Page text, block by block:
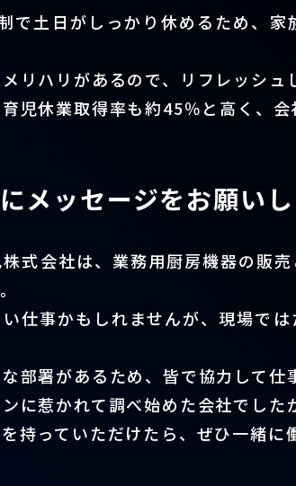
で土日がしっかり休めるため、
リハリがあるので、リフレッシュ
児休業取得率も約45％と高く、
メッセージをお願いし
式会社は、業務用厨房機器の販
仕事かもしれませんが、現場で
部署があるため、皆で協力して仕
に惹かれて調べ始めた会社でした
持っていただけたら、ぜひ一緒に